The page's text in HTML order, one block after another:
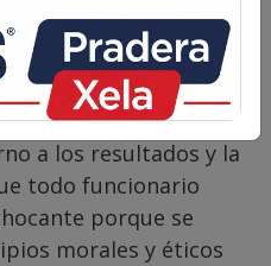
si fue Maquiavelo,
el autor de la
sin embargo,
a los resultados y la
todo funcionario
porque se
morales y éticos